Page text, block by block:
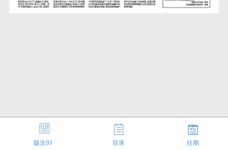
版次03 目录 往期